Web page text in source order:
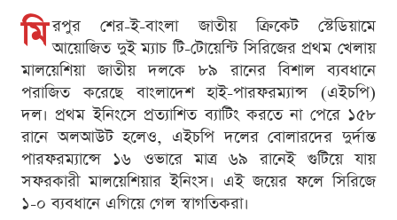
মি রপুর শের-ই-বাংলা জাতীয় ক্রিকেট স্টেডিয়ামে
আয়োজিত দুই ম্যাচ টি-টোয়েন্টি সিরিজের প্রথম খেলায়
মালয়েশিয়া জাতীয় দলকে ৮৯ রানের বিশাল ব্যবধানে
পরাজিত করেছে বাংলাদেশ হাই-পারফরম্যান্স (এইচপি)
দল। প্রথম ইনিংসে প্রত্যাশিত ব্যাটিং করতে না পেরে ১৫৮
রানে অলআউট হলেও, এইচপি দলের বোলারদের দুর্দান্ত
পারফরম্যান্সে ১৬ ওভারে মাত্র ৬৯ রানেই গুটিয়ে যায়
সফরকারী মালয়েশিয়ার ইনিংস। এই জয়ের ফলে সিরিজে
১-০ ব্যবধানে এগিয়ে গেল স্বাগতিকরা।